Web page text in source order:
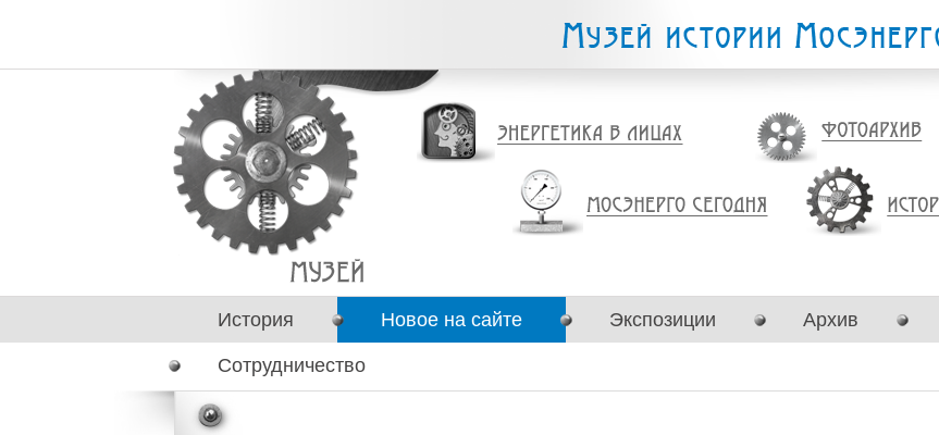
История Новое на сайте Экспозиции Архив
Сотрудничество